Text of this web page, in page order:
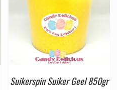
Suikerspin Suiker Geel 850gr